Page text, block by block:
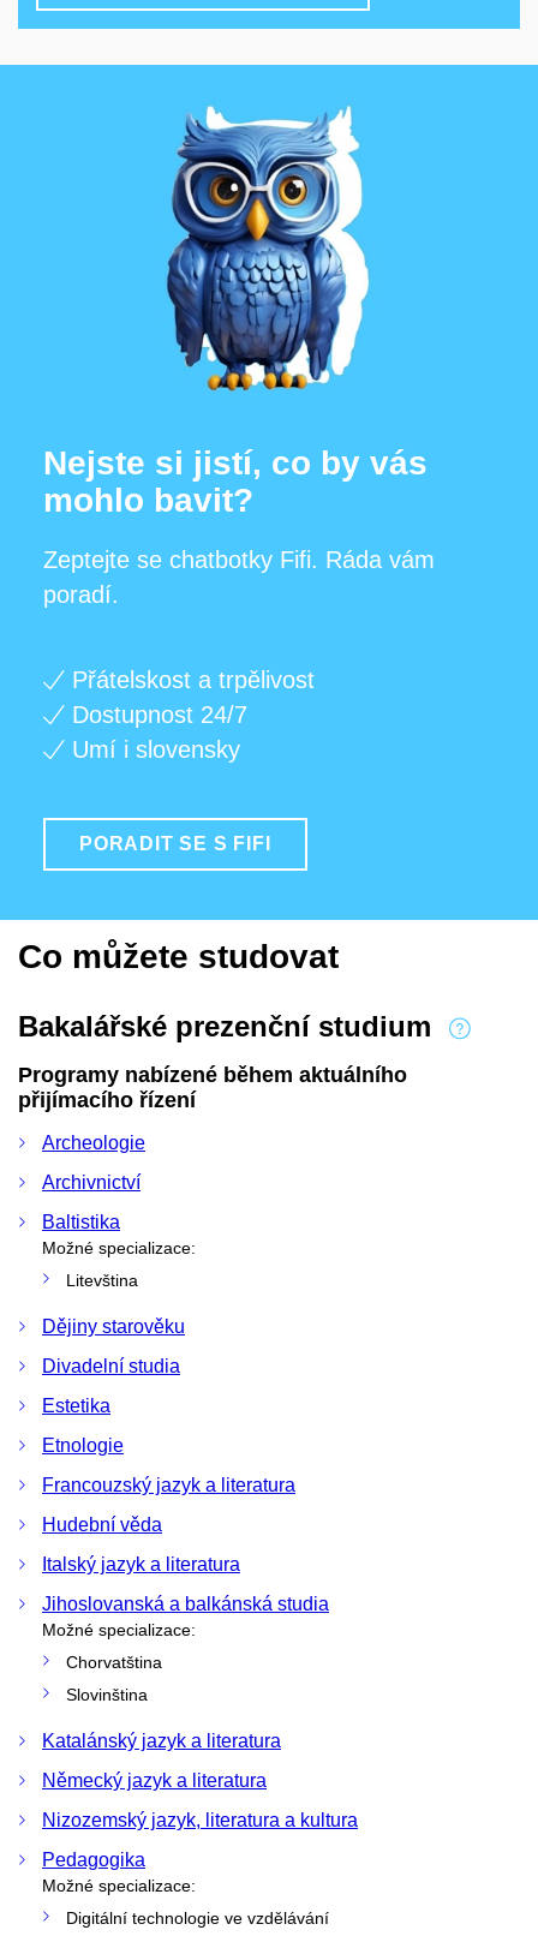
Nejste si jistí, co by vás
mohlo bavit?
Zeptejte se chatbotky Fifi. Ráda vám
poradí.
Přátelskost a trpělivost
Dostupnost 24/7
Umí i slovensky
PORADIT SE S FIFI
Co můžete studovat
Bakalářské prezenční studium
Programy nabízené během aktuálního
přijímacího řízení
Archeologie
Archivnictví
Baltistika
Možné specializace:
Litevština
Dějiny starověku
Divadelní studia
Estetika
Etnologie
Francouzský jazyk a literatura
Hudební věda
Italský jazyk a literatura
Jihoslovanská a balkánská studia
Možné specializace:
Chorvatština
Slovinština
Katalánský jazyk a literatura
Německý jazyk a literatura
Nizozemský jazyk, literatura a kultura
Pedagogika
Možné specializace:
Digitální technologie ve vzdělávání